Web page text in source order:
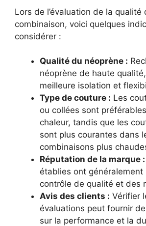
Lors de l’évaluation de la qualité
combinaison, voici quelques
considérer :
Qualité du néoprène :
néoprène de haute
meilleure isolation et
Type de couture : Les
ou collées sont
chaleur, tandis que les
sont plus courantes dans
combinaisons plus
Réputation de la marque :
établies ont généralement
contrôle de qualité et des
Avis des clients : Vérifier
évaluations peut fournir
sur la performance et la